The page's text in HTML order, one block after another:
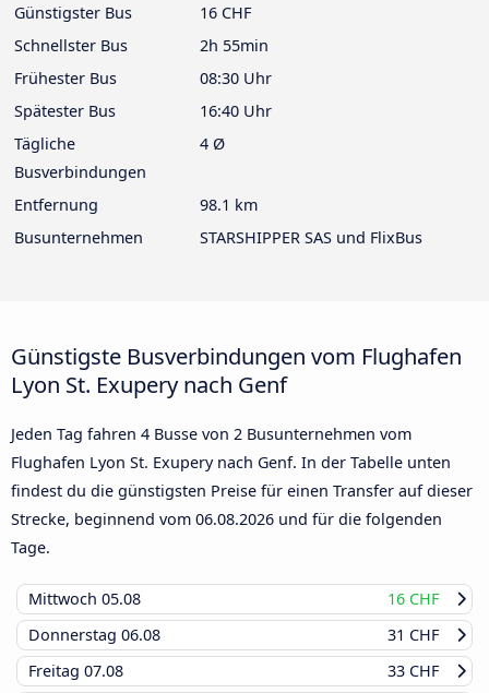
Günstigster Bus
16 CHF
Schnellster Bus
2h 55min
Frühester Bus
08:30 Uhr
Spätester Bus
16:40 Uhr
Tägliche
Busverbindungen
4 Ø
Entfernung
98.1 km
Busunternehmen
STARSHIPPER SAS und FlixBus
Günstigste Busverbindungen vom Flughafen
Lyon St. Exupery nach Genf
Jeden Tag fahren 4 Busse von 2 Busunternehmen vom
Flughafen Lyon St. Exupery nach Genf. In der Tabelle unten
findest du die günstigsten Preise für einen Transfer auf dieser
Strecke, beginnend vom 06.08.2026 und für die folgenden
Tage.
Mittwoch 05.08
16 CHF
Donnerstag 06.08
31 CHF
Freitag 07.08
33 CHF